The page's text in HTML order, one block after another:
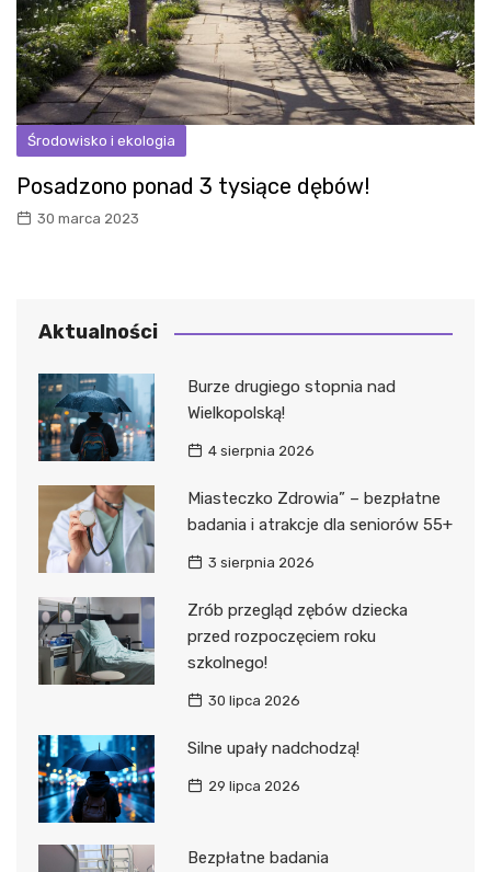
Środowisko i ekologia
Posadzono ponad 3 tysiące dębów!
30 marca 2023
Aktualności
Burze drugiego stopnia nad
Wielkopolską!
4 sierpnia 2026
Miasteczko Zdrowia” – bezpłatne
badania i atrakcje dla seniorów 55+
3 sierpnia 2026
Zrób przegląd zębów dziecka
przed rozpoczęciem roku
szkolnego!
30 lipca 2026
Silne upały nadchodzą!
29 lipca 2026
Bezpłatne badania